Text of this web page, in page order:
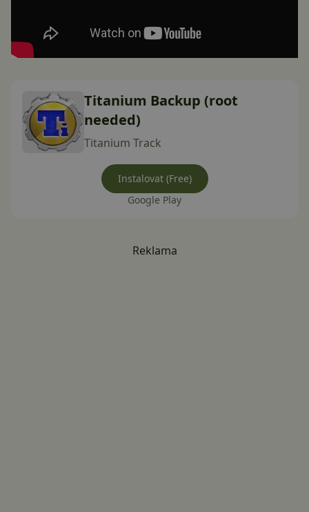
Titanium Backup (root
needed)
Titanium Track
Instalovat (Free)
Google Play
Reklama